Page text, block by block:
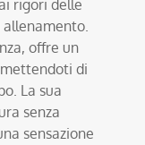
rigori delle
offre un
di
La sua
senza
sensazione